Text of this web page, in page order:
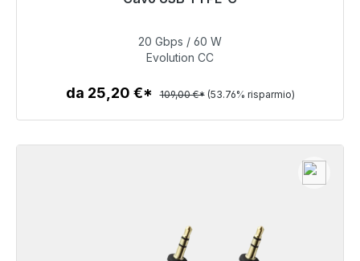
50,40 €
Dettagli
20 Gbps / 60 W
Evolution CC
da 25,20 €* 109,00 €* (53.76% risparmio)